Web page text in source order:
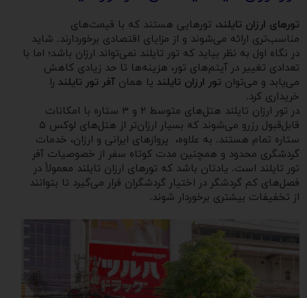
تورهای ارزان تایلند، تورهایی هستند که با قیمت‌های
مناسب‌تری ارائه می‌شوند و از مزایای اقتصادی برخوردارند. شاید
در نگاه اول به نظر بیاید که تور تایلند نمی‌تواند ارزان باشد؛ اما با
تعدادی تغییر در آیتم‌های تور، هزینه‌ها تا حد زیادی کاهش
می‌یابد و می‌توان تور ارزان تایلند یا همان آفر تور تایلند را
خریداری کرد.
در تور ارزان تایلند هتل‌های متوسط ۲ و ۳ ستاره با امکانات
قابل‌قبول رزرو می‌شوند که بسیار ارزان‌تر از هتل‌های لوکس ۵
ستاره تمام هستند. به علاوه، پروازهای ایرانی و ارزان، خدمات
گردشگری محدود و همچنین مدت کوتاه سفر از خصوصیات آفر
تور تایلند است. یادتان باشد که تورهای ارزان تایلند معمولاً در
فصل‌های کم گردشگر در اختیار گردشگران قرار می‌گیرد تا بتوانند
از تخفیفات بیشتری برخوردار شوند.